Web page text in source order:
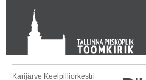
KONTAKT
Toom-Kooli 6, 10130 TALLINN
tallinna.toom@eelk.ee
Karijärve Keelpilliorkestri